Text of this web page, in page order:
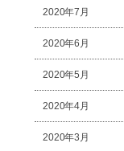
2020年7月
2020年6月
2020年5月
2020年4月
2020年3月